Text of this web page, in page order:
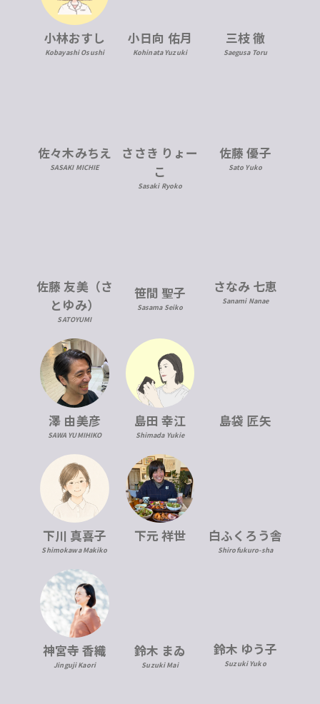
小林おすし
Kobayashi Osushi
小日向 佑月
Kohinata Yuzuki
三枝 徹
Saegusa Toru
佐々木みちえ
SASAKI MICHIE
ささき りょー
こ
Sasaki Ryoko
佐藤 優子
Sato Yuko
佐藤 友美（さ
とゆみ）
SATOYUMI
笹間 聖子
Sasama Seiko
さなみ 七恵
Sanami Nanae
澤 由美彦
SAWA YUMIHIKO
島田 幸江
Shimada Yukie
島袋 匠矢
下川 真喜子
Shimokawa Makiko
下元 祥世 白ふくろう舎
Shirofukuro-sha
神宮寺 香織
Jinguji Kaori
鈴木 まゐ
Suzuki Mai
鈴木 ゆう子
Suzuki Yuko